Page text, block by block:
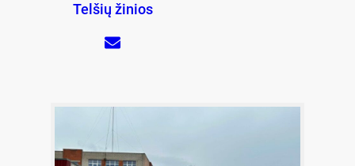
Telšių žinios